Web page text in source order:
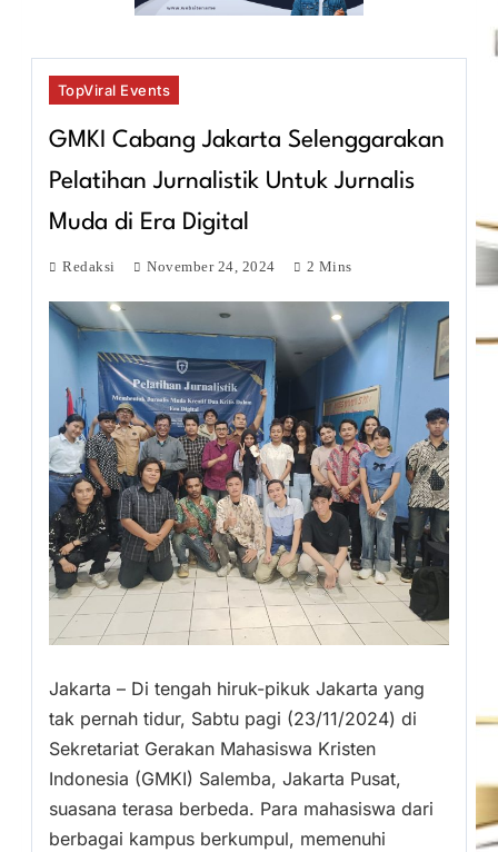
TopViral Events
GMKI Cabang Jakarta Selenggarakan
Pelatihan Jurnalistik Untuk Jurnalis
Muda di Era Digital
Redaksi November 24, 2024 2 Mins
Jakarta – Di tengah hiruk-pikuk Jakarta yang
tak pernah tidur, Sabtu pagi (23/11/2024) di
Sekretariat Gerakan Mahasiswa Kristen
Indonesia (GMKI) Salemba, Jakarta Pusat,
suasana terasa berbeda. Para mahasiswa dari
berbagai kampus berkumpul, memenuhi